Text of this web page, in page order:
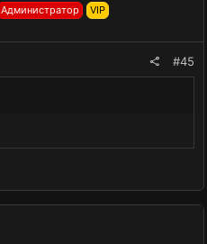
Администратор VIP
#45